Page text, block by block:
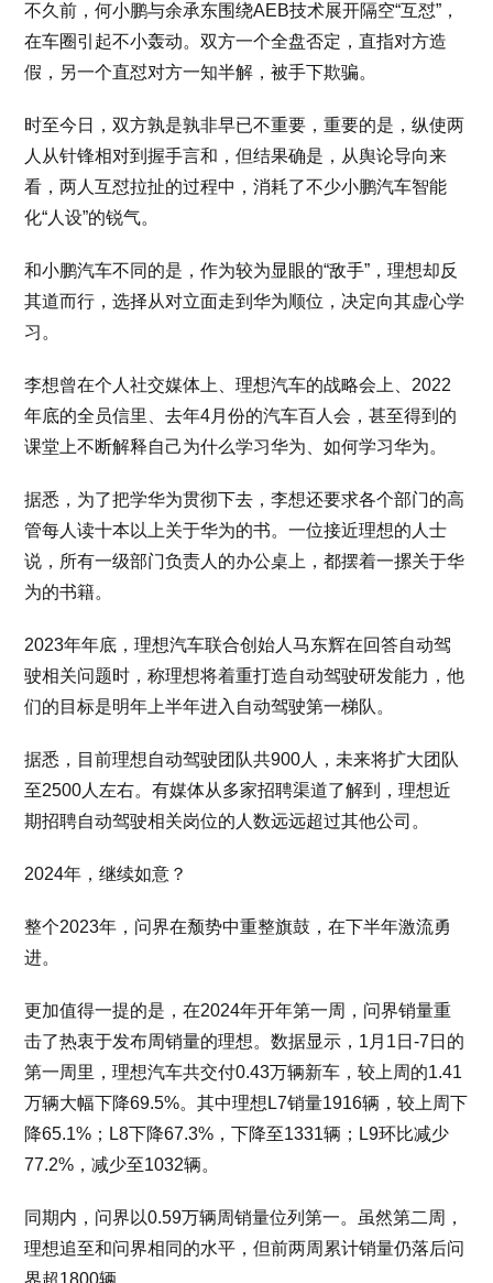
不久前，何小鹏与余承东围绕AEB技术展开隔空“互怼”，
在车圈引起不小轰动。双方一个全盘否定，直指对方造
假，另一个直怼对方一知半解，被手下欺骗。
时至今日，双方孰是孰非早已不重要，重要的是，纵使两
人从针锋相对到握手言和，但结果确是，从舆论导向来
看，两人互怼拉扯的过程中，消耗了不少小鹏汽车智能
化“人设”的锐气。
和小鹏汽车不同的是，作为较为显眼的“敌手”，理想却反
其道而行，选择从对立面走到华为顺位，决定向其虚心学
习。
李想曾在个人社交媒体上、理想汽车的战略会上、2022
年底的全员信里、去年4月份的汽车百人会，甚至得到的
课堂上不断解释自己为什么学习华为、如何学习华为。
据悉，为了把学华为贯彻下去，李想还要求各个部门的高
管每人读十本以上关于华为的书。一位接近理想的人士
说，所有一级部门负责人的办公桌上，都摆着一摞关于华
为的书籍。
2023年年底，理想汽车联合创始人马东辉在回答自动驾
驶相关问题时，称理想将着重打造自动驾驶研发能力，他
们的目标是明年上半年进入自动驾驶第一梯队。
据悉，目前理想自动驾驶团队共900人，未来将扩大团队
至2500人左右。有媒体从多家招聘渠道了解到，理想近
期招聘自动驾驶相关岗位的人数远远超过其他公司。
2024年，继续如意？
整个2023年，问界在颓势中重整旗鼓，在下半年激流勇
进。
更加值得一提的是，在2024年开年第一周，问界销量重
击了热衷于发布周销量的理想。数据显示，1月1日-7日的
第一周里，理想汽车共交付0.43万辆新车，较上周的1.41
万辆大幅下降69.5%。其中理想L7销量1916辆，较上周下
降65.1%；L8下降67.3%，下降至1331辆；L9环比减少
77.2%，减少至1032辆。
同期内，问界以0.59万辆周销量位列第一。虽然第二周，
理想追至和问界相同的水平，但前两周累计销量仍落后问
界超1800辆。